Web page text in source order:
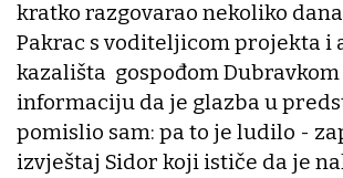
kratko razgovarao nekoliko
Pakrac s voditeljicom projekta i
kazališta gospođom Dubravkom
informaciju da je glazba u
pomislio sam: pa to je ludilo -
izvještaj Sidor koji ističe da je